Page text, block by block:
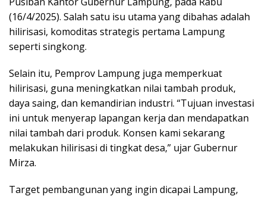
(16/4/2025). Salah satu isu utama yang dibahas adalah
hilirisasi, komoditas strategis pertama Lampung
seperti singkong.
Selain itu, Pemprov Lampung juga memperkuat
hilirisasi, guna meningkatkan nilai tambah produk,
daya saing, dan kemandirian industri. “Tujuan investasi
ini untuk menyerap lapangan kerja dan mendapatkan
nilai tambah dari produk. Konsen kami sekarang
melakukan hilirisasi di tingkat desa,” ujar Gubernur
Mirza.
Target pembangunan yang ingin dicapai Lampung,